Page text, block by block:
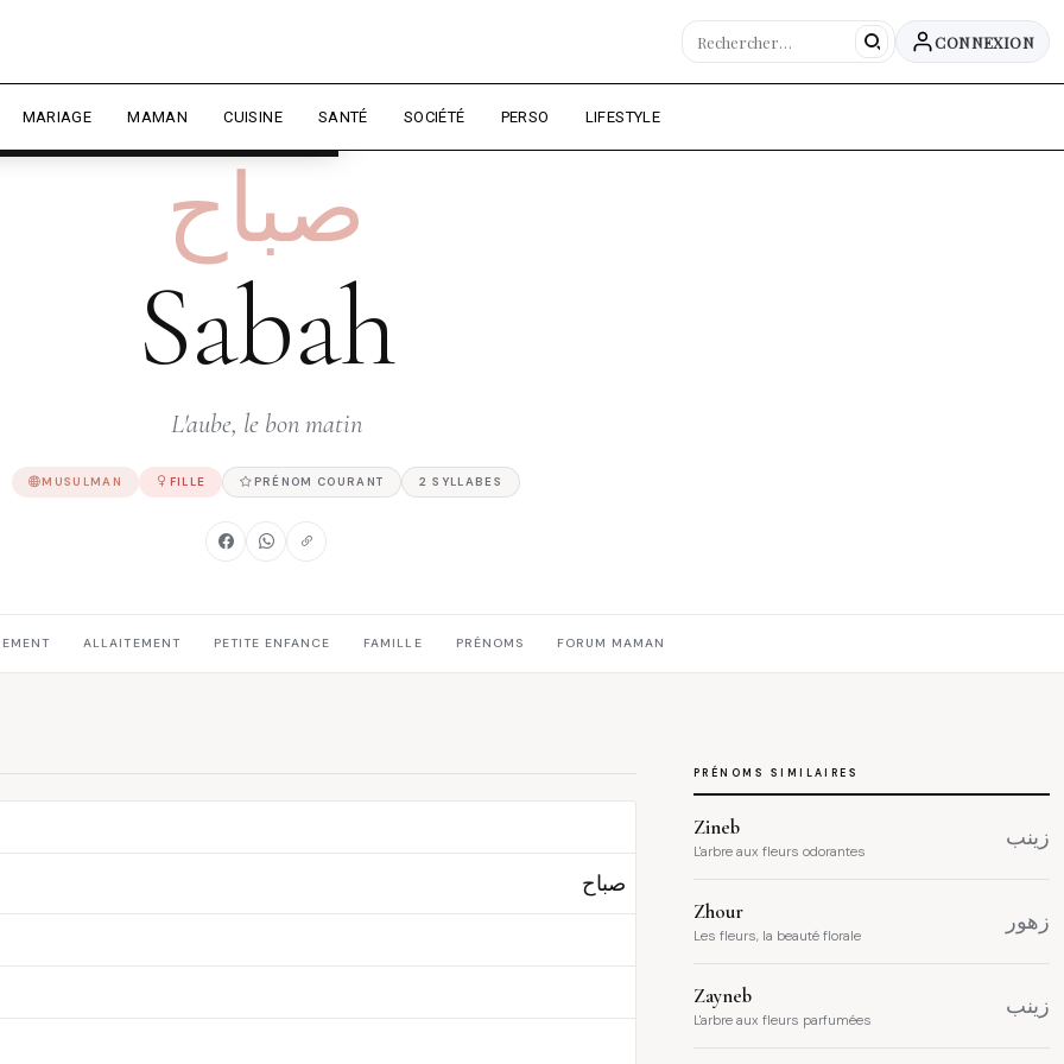
CONNEXION
MARIAGE MAMAN CUISINE SANTÉ SOCIÉTÉ PERSO LIFESTYLE
صباح
Sabah
L'aube, le bon matin
MUSULMAN FILLE PRÉNOM COURANT 2 SYLLABES
ALLAITEMENT PETITE ENFANCE FAMILLE PRÉNOMS FORUM MAMAN
صباح
PRÉNOMS SIMILAIRES
Zineb
L'arbre aux fleurs odorantes
زينب
Zhour
Les fleurs, la beauté florale
زهور
Zayneb
L'arbre aux fleurs parfumées
زينب